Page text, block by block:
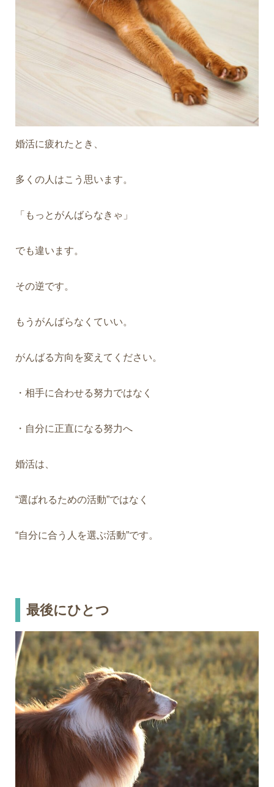
婚活に疲れたとき、
多くの人はこう思います。
「もっとがんばらなきゃ」
でも違います。
その逆です。
もうがんばらなくていい。
がんばる方向を変えてください。
・相手に合わせる努力ではなく
・自分に正直になる努力へ
婚活は、
“選ばれるための活動”ではなく
“自分に合う人を選ぶ活動”です。
最後にひとつ